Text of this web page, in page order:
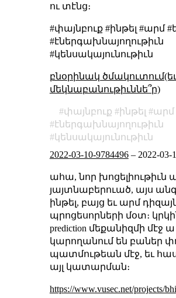
ու տէնց։
#փայնբուք #ինթել #արմ
#էներգախնայողութիւն
#կենսակայունութիւն
բնօրինակ
մեկնաբանութիւննե՞ր)
փայնբուք ինթել արմ
էներգախնայողութիւն
կենսակայունութիւն
2022-03-10-9784496– 2022-03-
ահա, նոր խոցելիութիւն
յայտնաբերուած, այս
ինթել, բայց եւ արմ
պրոցեսորների մօտ։
prediction մեքանիզմի մէջ
կարողանում են բաներ
պատմութեան մէջ, եւ
այլ կատարման։
https://www.vusec.net/projects/